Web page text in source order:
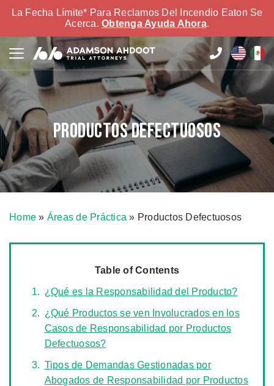
La Fecha Límite* Para Reclamos Del Incendio Eaton Se
Acerca. Obtenga Ayuda Ahora.
Productos Defectuosos
Home » Áreas de Práctica » Productos Defectuosos
Table of Contents
¿Qué es la Responsabilidad del Producto?
¿Qué Productos se ven Involucrados en los
Casos de Responsabilidad por Productos
Defectuosos?
Tipos de Demandas Gestionadas por
Abogados de Responsabilidad por Productos